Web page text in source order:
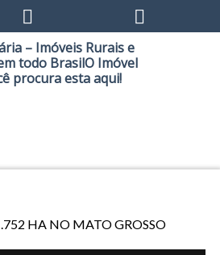
HA NO MATO GROSSO